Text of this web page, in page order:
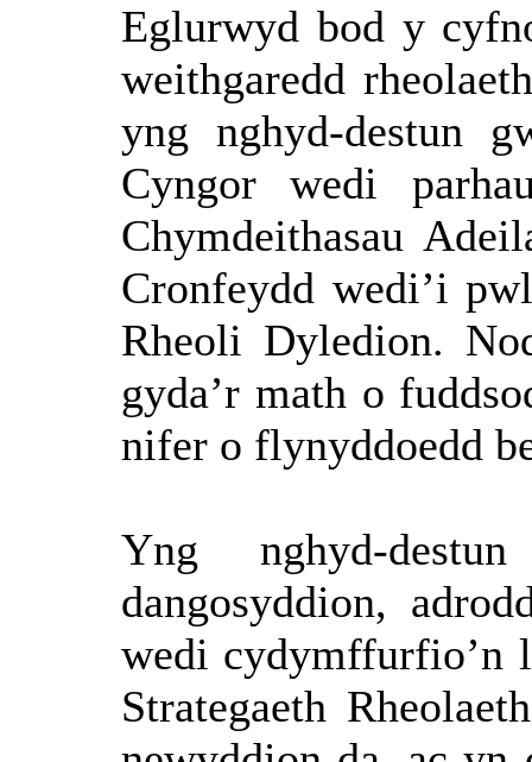
Eglurwyd bod y
weithgaredd rheolaeth
yng nghyd-destun
Cyngorwedi
Chymdeithasau
Cronfeydd wedi’i
Rheoli Dyledion.
gyda’r math o
nifer o flynyddoedd
Yng nghyd-destun
dangosyddion,
wedi cydymffurfio’n
Strategaeth Rheolaeth